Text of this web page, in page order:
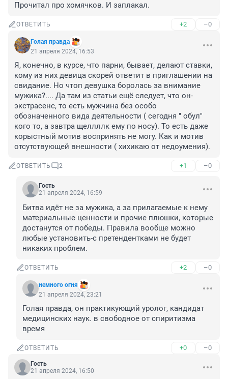
Прочитал про хомячков. И заплакал.
ОТВЕТИТЬ +2 –0
Голая правда
21 апреля 2024, 16:53
Я, конечно, в курсе, что парни, бывает, делают ставки,
кому из них девица скорей ответит в приглашении на
свидание. Но чтоп девушка боролась за внимание
мужика?.... Да там из статьи ещё следует, что он-
экстрасенс, то есть мужчина без особо
обозначенного вида деятельности ( сегодня " обул"
кого то, а завтра щеллллк ему по носу). То есть даже
корыстный мотив воспринять не могу. Как и мотив
отсутствующей внешности ( хихикаю от недоумения).
ОТВЕТИТЬ 2 +1 –0
Гость
21 апреля 2024, 16:59
Битва идёт не за мужика, а за прилагаемые к нему
материальные ценности и прочие плюшки, которые
достанутся от победы. Правила вообще можно
любые установить-с претендентками не будет
никаких проблем.
ОТВЕТИТЬ +2 –0
немного огня
21 апреля 2024, 23:21
Голая правда, он практикующий уролог, кандидат
медицинских наук. в свободное от спиритизма
время
ОТВЕТИТЬ +0 –0
Гость
21 апреля 2024, 16:50